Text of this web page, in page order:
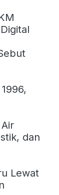
dan
Lewat